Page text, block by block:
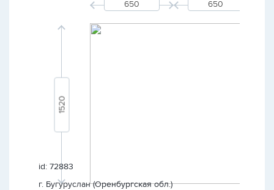
id: 72883
г. Бугуруслан (Оренбургская обл.)